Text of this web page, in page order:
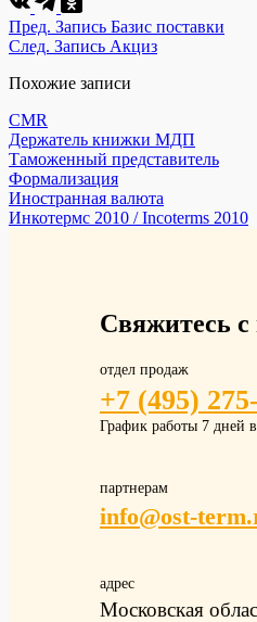
Пред. Запись Базис поставки
След. Запись Акциз
Похожие записи
CMR
Держатель книжки МДП
Таможенный представитель
Формализация
Иностранная валюта
Инкотермс 2010 / Incoterms 2010
Свяжитесь
отдел продаж
+7 (495)
График работы 7 дней
партнерам
info@ost-
адрес
Московская